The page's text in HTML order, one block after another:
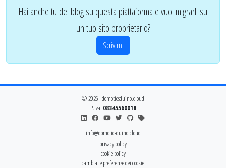
Hai anche tu dei blog su questa piattaforma e vuoi migrarli su
un tuo sito proprietario?
Scrivimi
© 2026 - domoticsduino.cloud
P.Iva: 08345560018
info@domoticsduino.cloud
privacy policy
cookie policy
cambia le preferenze dei cookie